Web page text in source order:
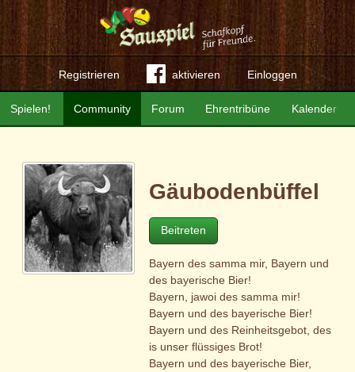
Registrieren aktivieren Einloggen
Community Forum Ehrentribüne Kalender
Spielen!
Gäubodenbüffel
Beitreten
Bayern des samma mir, Bayern und
des bayerische Bier!
Bayern, jawoi des samma mir!
Bayern und des bayerische Bier!
Bayern und des Reinheitsgebot, des
is unser flüssiges Brot!
Bayern und des bayerische Bier,